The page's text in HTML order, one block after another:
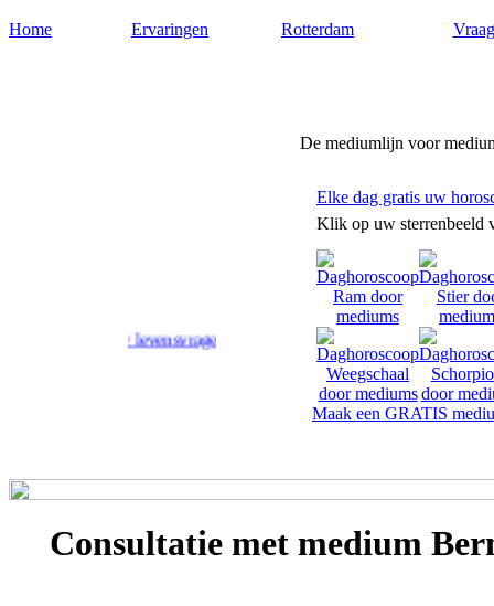
Home Ervaringen Rotterdam
De mediumlijn voor
op uw levensvragen.
Elke dag gratis uw
Klik op uw sterrenbeeld
Maak een GRATIS
Consultatie met medium